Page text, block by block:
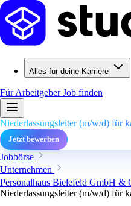
Alles für deine Karriere
Für ArbeitgeberJob finden
Niederlassungsleiter (m/w/d) für
Jetzt bewerben
Jobbörse
Unternehmen
Personalhaus Bielefeld GmbH &
Niederlassungsleiter (m/w/d) für